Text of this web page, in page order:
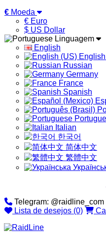
€ Moeda
€ Euro
$ US Dollar
Linguagem
English
Russian
Germany
France
Spanish
Italian
한국어
简体中文
繁體中文
Telegram: @raidline_com
Lista de desejos (0)